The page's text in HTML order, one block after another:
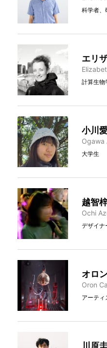
科学者、
エリ
計算生物
小川
Ogawa
大学生
越智
Ochi
デザイナ
オロ
Oron
アーテ
川原